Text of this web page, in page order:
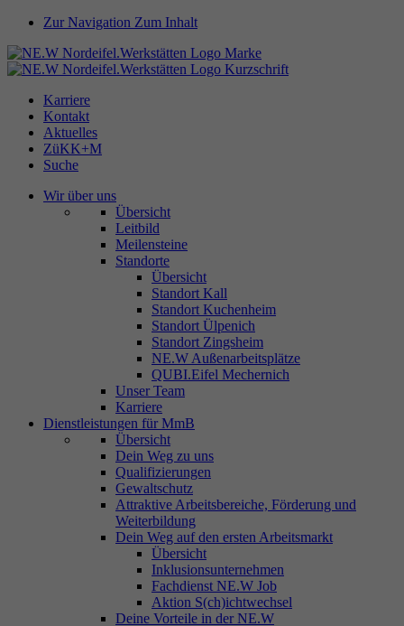
Zur Navigation Zum Inhalt
Karriere
Kontakt
Aktuelles
ZüKK+M
Suche
Wir über uns
Übersicht
Leitbild
Meilensteine
Standorte
Übersicht
Standort Kall
Standort Kuchenheim
Standort Ülpenich
Standort Zingsheim
NE.W Außenarbeitsplätze
QUBI.Eifel Mechernich
Unser Team
Karriere
Dienstleistungen für MmB
Übersicht
Dein Weg zu uns
Qualifizierungen
Gewaltschutz
Attraktive Arbeitsbereiche, Förderung und
Weiterbildung
Dein Weg auf den ersten Arbeitsmarkt
Übersicht
Inklusionsunternehmen
Fachdienst NE.W Job
Aktion S(ch)ichtwechsel
Deine Vorteile in der NE.W